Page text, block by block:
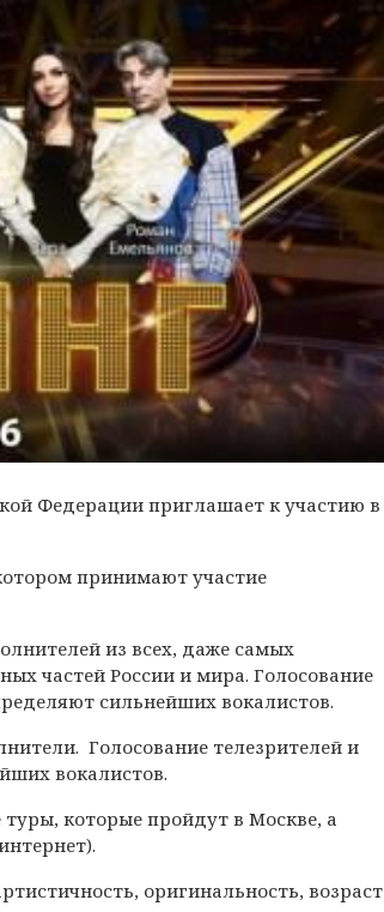
Федерации приглашает к участию в
принимают участие
из всех, даже самых
частей России и мира. Голосование
сильнейших вокалистов.
Голосование телезрителей и
вокалистов.
которые пройдут в Москве, а
оригинальность, возраст